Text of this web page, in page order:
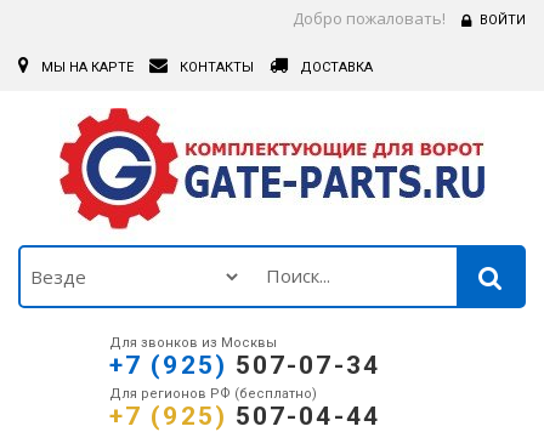
Добро пожаловать! ВОЙТИ
МЫ НА КАРТЕ КОНТАКТЫ ДОСТАВКА
Для звонков из Москвы
+7 (925) 507-07-34
Для регионов РФ (бесплатно)
+7 (925) 507-04-44